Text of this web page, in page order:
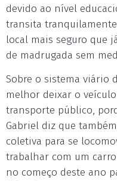
devido ao nível
transita
local mais seguro que
de madrugada sem
Sobre o sistema viário
melhor deixar o veículo
transporte público,
Gabriel diz que
coletiva para se
trabalhar com um
no começo deste ano